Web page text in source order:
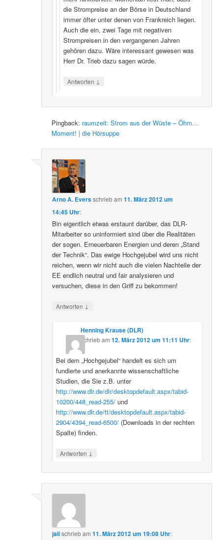
die Strompreise an der Börse in Deutschland
immer öfter unter denen von Frankreich liegen.
Auch die ein, zwei Tage mit negativen
Strompreisen in den vergangenen Jahren
gehören dazu. Wäre interessant gewesen was
Herr Dr. Trieb dazu sagen würde.
Antworten ↓
Pingback: raumzeit: Strom aus der Wüste – Öhm…
Moment! | die Hörsuppe
Arno A. Eversschriebam11. März 2012 um
14:45 Uhr:
Bin eigentlich etwas erstaunt darüber, das DLR-
Mitarbeiter so uninformiert sind über die Realitäten
der sogen. Erneuerbaren Energien und deren „Stand
der Technik“. Das ewige Hochgejubel wird uns nicht
reichen, wenn wir nicht auch die vielen Nachteile der
EE endlich neutral und fair analysieren und
versuchen, diese in den Griff zu bekommen!
Antworten ↓
Henning Krause (DLR)
schriebam 12. März 2012 um 11:11 Uhr:
Bei dem „Hochgejubel“ handelt es sich um
fundierte und anerkannte wissenschaftliche
Studien, die Sie z.B. unter
http://www.dlr.de/dlr/desktopdefault.aspx/tabid-
10200/448_read-255/und
http://www.dlr.de/tt/desktopdefault.aspx/tabid-
2904/4394_read-6500/(Downloads in der rechten
Spalte) finden.
Antworten ↓
jalischriebam11. März 2012 um 19:08 Uhr: